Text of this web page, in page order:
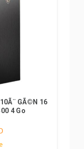
10Ã¨ GÃ©n 16
RX 6500 4 Go